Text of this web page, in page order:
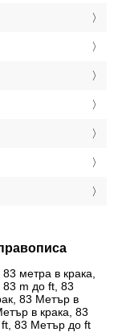
метра в крака,
83 m до ft, 83
83 Метър в
в крака, 83
83 Метър до ft